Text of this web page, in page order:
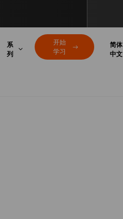
系
列
开始
学习
简体
中文